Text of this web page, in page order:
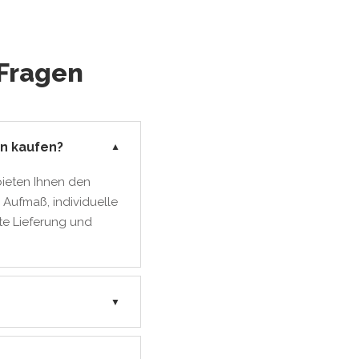
kaufen? ▼
Ihnen den
individuelle
Lieferung und
▼